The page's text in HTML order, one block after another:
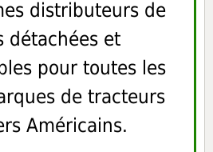
distributeurs de
détachées et
pour toutes les
de tracteurs
Américains.